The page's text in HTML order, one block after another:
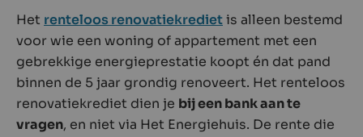
Het renteloos renovatiekredietis alleen bestemd
voor wie een woning of appartement met een
gebrekkige energieprestatie koopt én dat pand
binnen de 5 jaar grondig renoveert. Het renteloos
renovatiekrediet dien je bij een bank aan te
vragen, en niet via Het Energiehuis. De rente die